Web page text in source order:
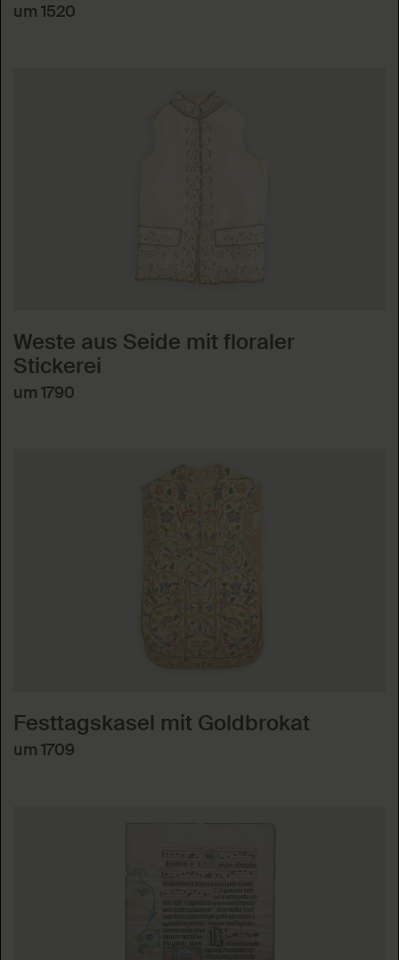
um 1520
Weste aus Seide mit floraler
Stickerei
um 1790
Festtagskasel mit Goldbrokat
um 1709